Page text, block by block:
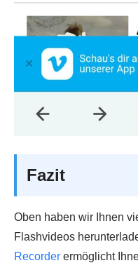
Fazit
Oben haben wir Ihnen
Flashvideos
Recorder ermöglicht